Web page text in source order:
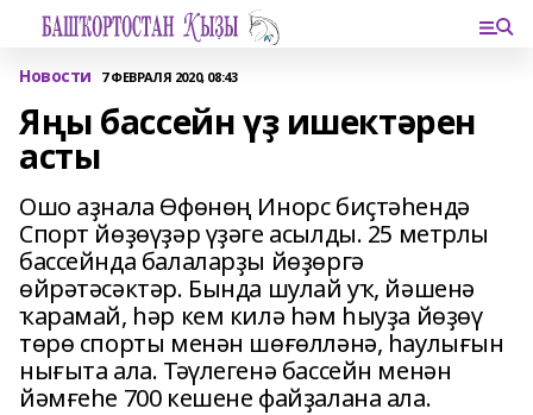
Новости 7 ФЕВРАЛЯ 2020, 08:43
Яңы бассейн үҙ ишектәрен
асты
Ошо аҙнала Өфөнөң Инорс биҫтәһендә
Спорт йөҙөүҙәр үҙәге асылды. 25 метрлы
бассейнда балаларҙы йөҙөргә
өйрәтәсәктәр. Бында шулай уҡ, йәшенә
ҡарамай, һәр кем килә һәм һыуҙа йөҙөү
төрө спорты менән шөғөлләнә, һаулығын
нығыта ала. Тәүлегенә бассейн менән
йәмғеһе 700 кешене файҙалана ала.